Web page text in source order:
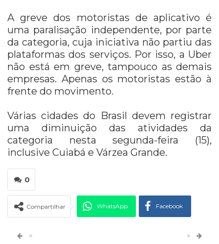
A greve dos motoristas de aplicativo é
uma paralisação independente, por parte
da categoria, cuja iniciativa não partiu das
plataformas dos serviços. Por isso, a Uber
não está em greve, tampouco as demais
empresas. Apenas os motoristas estão à
frente do movimento.
Várias cidades do Brasil devem registrar
uma diminuição das atividades da
categoria nesta segunda-feira (15),
inclusive Cuiabá e Várzea Grande.
0
Compartilhar WhatsApp Facebook
> >